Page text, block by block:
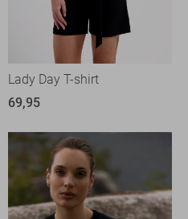
Lady Day T-shirt
69,95